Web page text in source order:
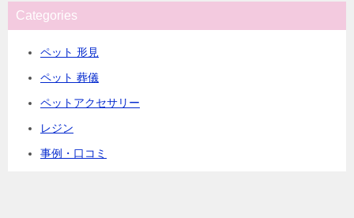
Categories
ペット 形見
ペット 葬儀
ペットアクセサリー
レジン
事例・口コミ